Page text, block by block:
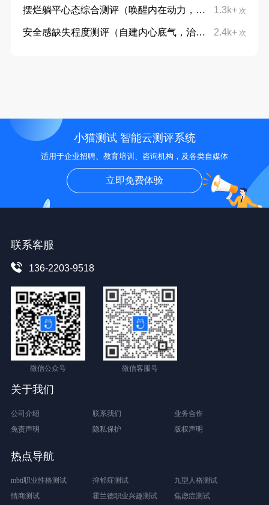
1.3k+ 次
摆烂躺平心态综合测评（唤醒内在动力，摆脱躺平摆烂心态）
2.4k+ 次
安全感缺失程度测评（自建内心底气，治愈不安与敏感）
小猫测试 智能云测评系统
适用于企业招聘、教育培训、咨询机构，及各类自媒体
立即免费体验
联系客服
136-2203-9518
微信公众号 微信客服号
关于我们
公司介绍 联系我们
业务合作
免责声明
隐私保护 版权声明
热点导航
mbti职业性格测试 抑郁症测试
九型人格测试
情商测试
霍兰德职业兴趣测试 焦虑症测试